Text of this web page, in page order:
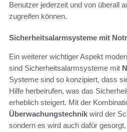
Benutzer jederzeit und von überall
zugreifen können.
Sicherheitsalarmsysteme mit
Ein weiterer wichtiger Aspekt
sind Sicherheitsalarmsysteme mit
Systeme sind so konzipiert, dass
Hilfe herbeirufen, was das
erheblich steigert. Mit der
Überwachungstechnik wird der
sondern es wird auch dafür